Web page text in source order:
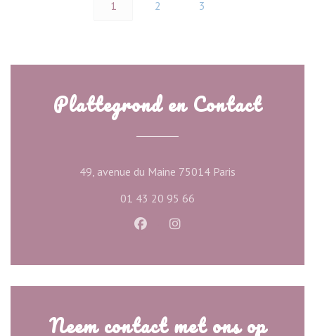
1 2 3
Plattegrond en Contact
49, avenue du Maine 75014 Paris
01 43 20 95 66
Facebook ((opent in een nieuw
Instagram ((opent in een
Neem contact met ons op